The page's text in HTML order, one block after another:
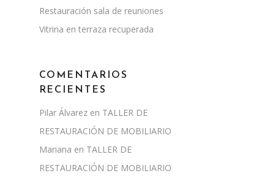
Restauración sala de reuniones
Vitrina en terraza recuperada
COMENTARIOS
RECIENTES
Pilar Álvarezen TALLER DE
RESTAURACIÓN DE MOBILIARIO
Mariana en TALLER DE
RESTAURACIÓN DE MOBILIARIO